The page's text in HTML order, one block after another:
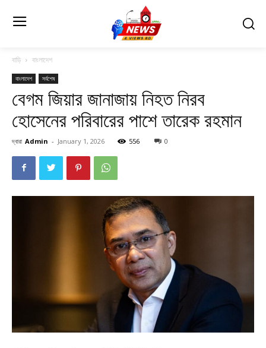
বাড়ি বাংলাদেশ
বাংলাদেশ সর্বশেষ
বেগম জিয়ার জানাজায় নিহত নিরব
হোসেনের পরিবারের পাশে তারেক রহমান
দ্বারা Admin - January 1, 2026 556 0